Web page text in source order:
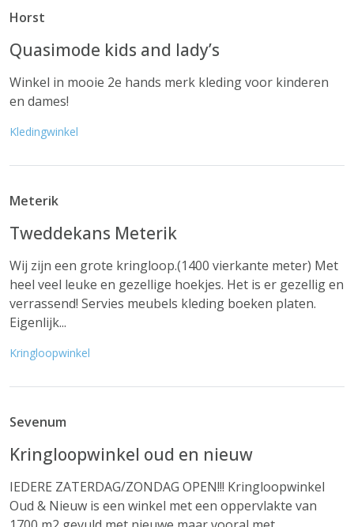
Horst
Quasimode kids and lady’s
Winkel in mooie 2e hands merk kleding voor kinderen
en dames!
Kledingwinkel
Meterik
Tweddekans Meterik
Wij zijn een grote kringloop.(1400 vierkante meter) Met
heel veel leuke en gezellige hoekjes. Het is er gezellig en
verrassend! Servies meubels kleding boeken platen.
Eigenlijk...
Kringloopwinkel
Sevenum
Kringloopwinkel oud en nieuw
IEDERE ZATERDAG/ZONDAG OPEN!!! Kringloopwinkel
Oud & Nieuw is een winkel met een oppervlakte van